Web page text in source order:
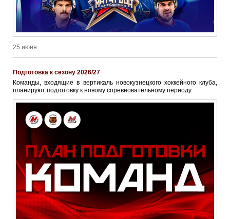
25 июня
Подготовка к сезону 2026/27
Команды, входящие в вертикаль новокузнецкого хоккейного клуба,
планируют подготовку к новому соревновательному периоду.